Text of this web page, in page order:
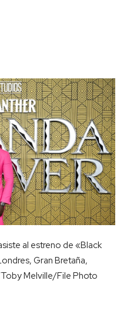
al estreno de «Black
Gran Bretaña,
Melville/File Photo